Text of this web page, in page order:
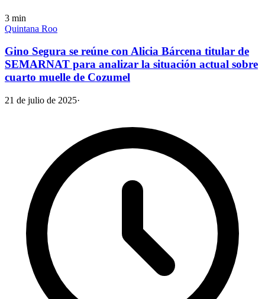
3 min
Quintana Roo
Gino Segura se reúne con Alicia Bárcena titular de
SEMARNAT para analizar la situación actual sobre
cuarto muelle de Cozumel
21 de julio de 2025·